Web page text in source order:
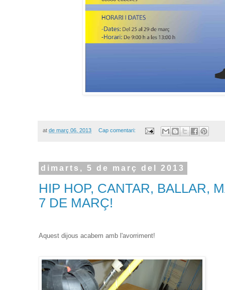
at de març 06, 2013 Cap comentari:
dimarts, 5 de març del 2013
HIP HOP, CANTAR, BALLAR,
7 DE MARÇ!
Aquest dijous acabem amb l'avorriment!